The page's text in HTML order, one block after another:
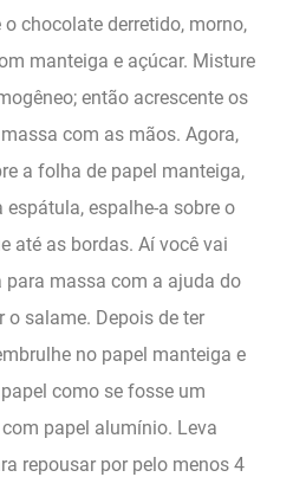
chocolate derretido, morno,
manteiga e açúcar. Misture
então acrescente os
com as mãos. Agora,
a folha de papel manteiga,
espalhe-a sobre o
até as bordas. Aí você vai
massa com a ajuda do
o salame. Depois de ter
no papel manteiga e
como se fosse um
papel alumínio. Leva
repousar por pelo menos 4